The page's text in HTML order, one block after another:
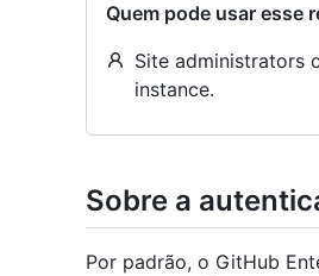
Quem pode usar esse
Site administrators
instance.
Sobre a
Por padrão, o GitHub